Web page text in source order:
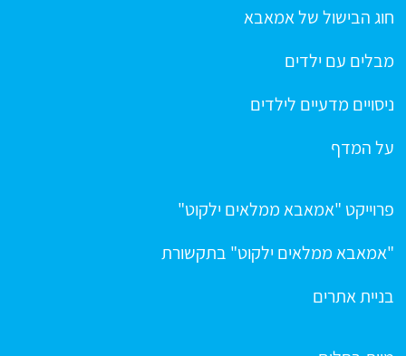
חוג הבישול של אמאבא
מבלים עם ילדים
ניסויים מדעיים לילדים
על המדף
פרוייקט "אמאבא ממלאים ילקוט"
"אמאבא ממלאים ילקוט" בתקשורת
בניית אתרים